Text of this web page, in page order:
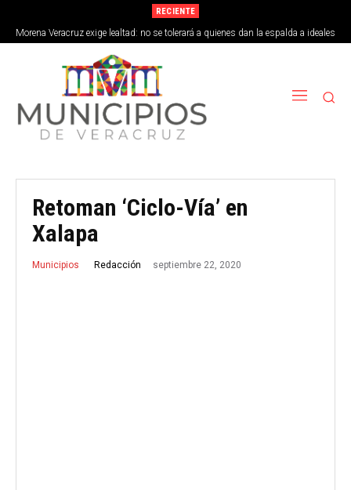
RECIENTE
Morena Veracruz exige lealtad: no se tolerará a quienes dan la espalda a ideales
de la 4T
Retoman ‘Ciclo-Vía’ en
Xalapa
Municipios Redacción septiembre 22, 2020